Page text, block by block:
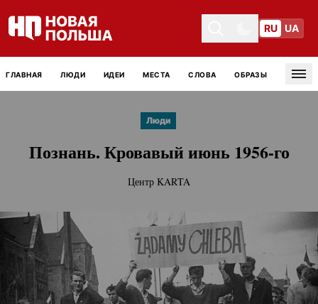
Toggle themeToggle theme
RU UA
ГЛАВНАЯ ЛЮДИ ИДЕИ МЕСТА СЛОВА ОБРАЗЫ
Люди
Познань. Кровавый июнь 1956-го
Центр KARTA